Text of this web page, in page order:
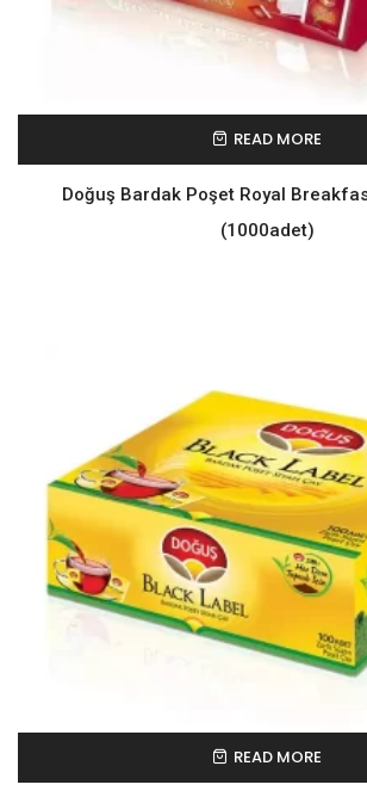
READ MORE
Doğuş Bardak Poşet Royal
(1000adet)
READ MORE